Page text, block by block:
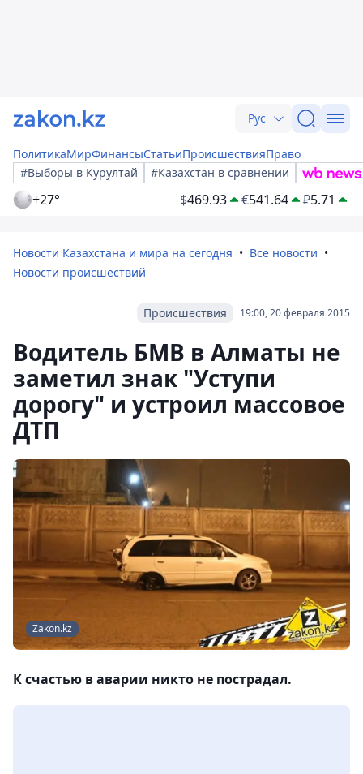
Рус
ПолитикаМирФинансыСтатьиПроисшествияПраво
#Выборы в Курултай
#Казахстан в сравнении
+27° $469.93 €541.64 ₽5.71
Новости Казахстана и мира на сегодня
Все новости
Новости происшествий
19:00, 20 февраля 2015
Происшествия
Водитель БМВ в Алматы не
заметил знак "Уступи
дорогу" и устроил массовое
ДТП
Zakon.kz
К счастью в аварии никто не пострадал.